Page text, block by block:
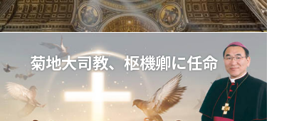
菊地大司教、枢機卿に任命